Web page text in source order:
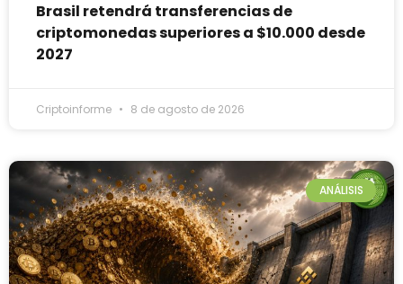
Brasil retendrá transferencias de
criptomonedas superiores a $10.000 desde
2027
Criptoinforme 8 de agosto de 2026
ANÁLISIS